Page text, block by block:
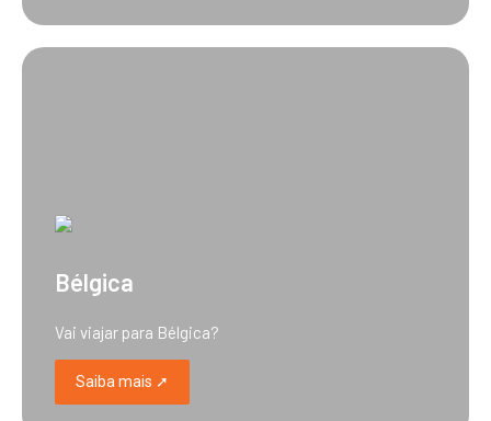
Bélgica
Vai viajar para Bélgica?
Saiba mais ➚